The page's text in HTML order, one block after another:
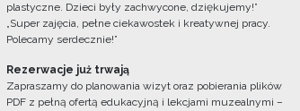
plastyczne. Dzieci były zachwycone, dziękujemy!”
„Super zajęcia, pełne ciekawostek i kreatywnej pracy.
Polecamy serdecznie!”
Rezerwacje już trwają
Zapraszamy do planowania wizyt oraz pobierania plików
PDF z pełną ofertą edukacyjną i lekcjami muzealnymi –